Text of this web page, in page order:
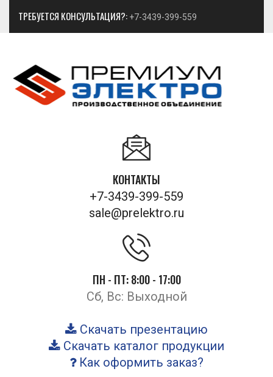
ТРЕБУЕТСЯ КОНСУЛЬТАЦИЯ?: +7-3439-399-559
КОНТАКТЫ
+7-3439-399-559
sale@prelektro.ru
ПН - ПТ: 8:00 - 17:00
Сб, Вс: Выходной
Скачать презентацию
Скачать каталог продукции
Как оформить заказ?